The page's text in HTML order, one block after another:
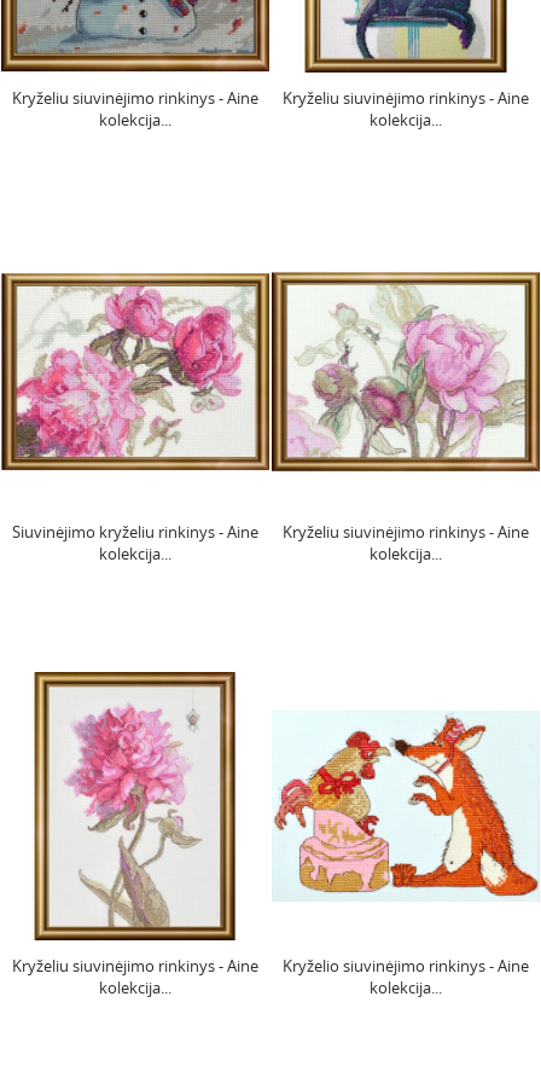
Kryželiu siuvinėjimo rinkinys - Aine
kolekcija...
Kryželiu siuvinėjimo rinkinys - Aine
kolekcija...
Siuvinėjimo kryželiu rinkinys - Aine
kolekcija...
Kryželiu siuvinėjimo rinkinys - Aine
kolekcija...
Kryželiu siuvinėjimo rinkinys - Aine
kolekcija...
Kryželio siuvinėjimo rinkinys - Aine
kolekcija...